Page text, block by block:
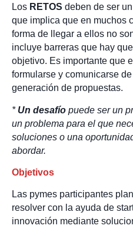
Los RETOS deben de ser un
que implica que en muchos
forma de llegar a ellos no
incluye barreras que hay
objetivo. Es importante que
formularse y comunicarse
generación de propuestas.
* Un desafío puede ser un
un problema para el que
soluciones o una
abordar.
Objetivos
Las pymes participantes
resolver con la ayuda de
innovación mediante